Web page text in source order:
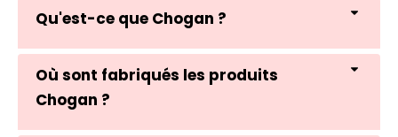
Qu'est-ce que Chogan ?
Où sont fabriqués les produits
Chogan ?